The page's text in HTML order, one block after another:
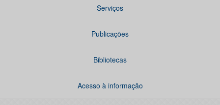
Serviços
Publicações
Bibliotecas
Acesso à informação